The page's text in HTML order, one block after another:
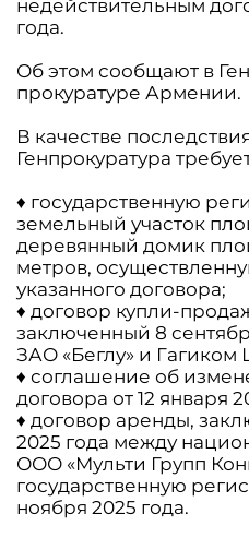
недействительным
года.
Об этом сообщают в
прокуратуре Армении.
В качестве
Генпрокуратура
♦ государственную
земельный участок
деревянный домик
метров,
указанного договора;
♦ договор купли-
заключенный 8
ЗАО «Беглу» и Гагиком
♦ соглашение об
договора от 12 января
♦ договор аренды,
2025 года между
ООО «Мульти Групп
государственную
ноября 2025 года.